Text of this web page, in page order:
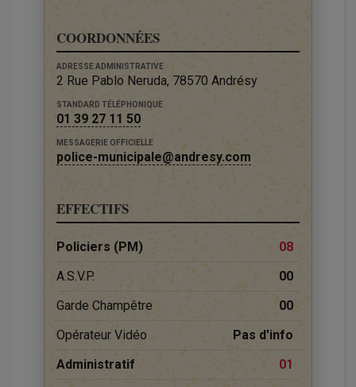
COORDONNÉES
ADRESSE ADMINISTRATIVE
2 Rue Pablo Neruda, 78570 Andrésy
STANDARD TÉLÉPHONIQUE
01 39 27 11 50
MESSAGERIE OFFICIELLE
police-municipale@andresy.com
EFFECTIFS
Policiers (PM)
08
A.S.V.P.
00
Garde Champêtre
00
Opérateur Vidéo
Pas d'info
Administratif
01